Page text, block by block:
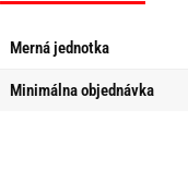
Merná jednotka
Minimálna objednávka